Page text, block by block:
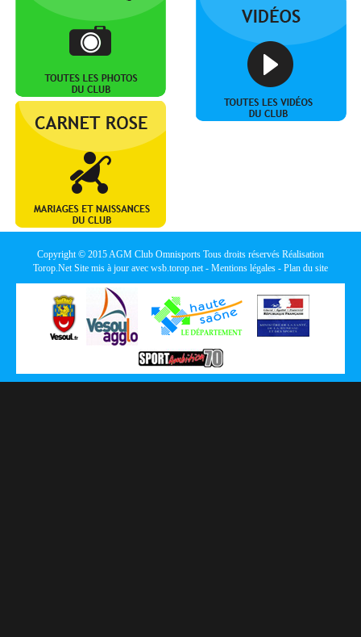
Copyright © 2015AGM Club Omnisports Tous droits réservés Réalisation
Torop.NetSite mis à jour avec wsb.torop.net- Mentions légales - Plan du site